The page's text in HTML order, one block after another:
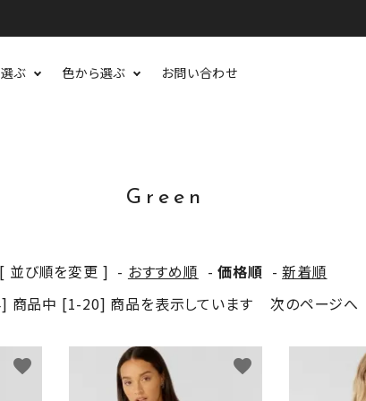
ぶ 色から選ぶ お問い合わせ
Green
[ 並び順を変更 ] - おすすめ順 -価格順 -新着順
商品中 [1-20] 商品を表示しています
次のページへ
favorite favorite